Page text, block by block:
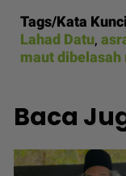
Tags/Kata
Lahad Datu,
maut dibelasah
Baca